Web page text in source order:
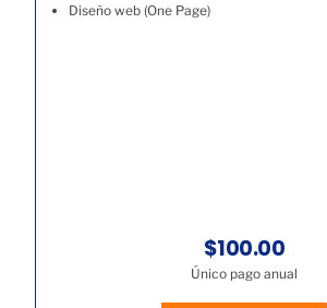
Diseño web (One Page)
$100.00
Único pago anual